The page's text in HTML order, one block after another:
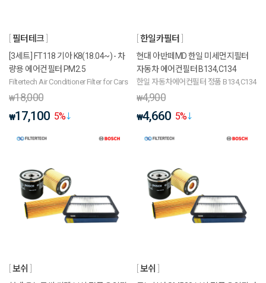
필터테크
[3세트] FT118 기아 K8(18.04~) - 차
량용 에어컨필터 PM2.5
Filtertech Air Conditioner Filter for Cars
₩18,000
₩17,100 5%
한일카필터
현대 아반떼MD 한일 미세먼지필터
자동차 에어컨필터 B134,C134
한일 자동차에어컨필터 정품 B134,C134
₩4,900
₩4,660 5%
보쉬 보쉬